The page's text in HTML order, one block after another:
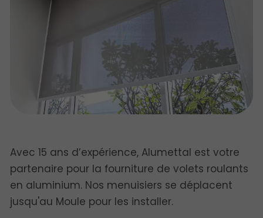
Avec 15 ans d’expérience, Alumettal est votre
partenaire pour la fourniture de volets roulants
en aluminium. Nos menuisiers se déplacent
jusqu'au Moule pour les installer.